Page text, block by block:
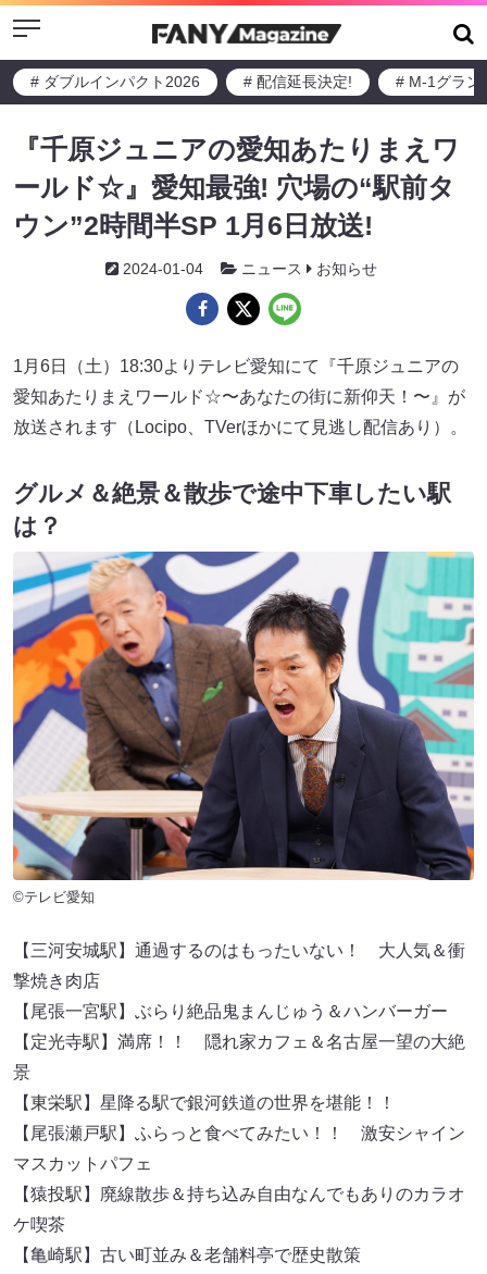
Menu
# ダブルインパクト2026 # 配信延長決定! # M-1グラン
『千原ジュニアの愛知あたりまえワ
ールド☆』愛知最強! 穴場の“駅前タ
ウン”2時間半SP 1月6日放送!
2024-01-04 ニュース お知らせ
1月6日（土）18:30よりテレビ愛知にて『千原ジュニアの
愛知あたりまえワールド☆〜あなたの街に新仰天！〜』が
放送されます（Locipo、TVerほかにて見逃し配信あり）。
グルメ＆絶景＆散歩で途中下車したい駅
は？
©テレビ愛知
【三河安城駅】通過するのはもったいない！ 大人気＆衝
撃焼き肉店
【尾張一宮駅】ぶらり絶品鬼まんじゅう＆ハンバーガー
【定光寺駅】満席！！ 隠れ家カフェ＆名古屋一望の大絶
景
【東栄駅】星降る駅で銀河鉄道の世界を堪能！！
【尾張瀬戸駅】ふらっと食べてみたい！！ 激安シャイン
マスカットパフェ
【猿投駅】廃線散歩＆持ち込み自由なんでもありのカラオ
ケ喫茶
【亀崎駅】古い町並み＆老舗料亭で歴史散策